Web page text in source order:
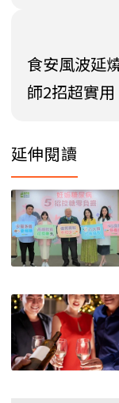
食安風波延
師2招超實用
延伸閱讀